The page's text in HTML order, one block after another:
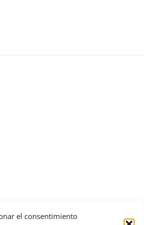
el consentimiento